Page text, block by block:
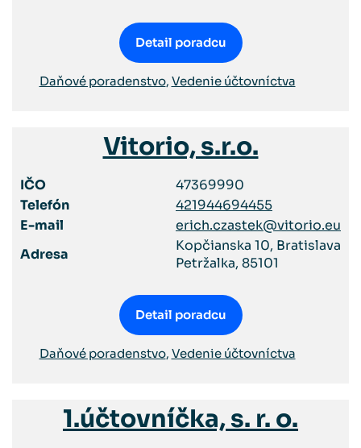
Detail poradcu
Daňové poradenstvo, Vedenie účtovníctva
Vitorio, s.r.o.
IČO
47369990
Telefón
421944694455
E-mail
erich.czastek@vitorio.eu
Adresa
Kopčianska 10, Bratislava
Petržalka, 85101
Detail poradcu
Daňové poradenstvo, Vedenie účtovníctva
1.účtovníčka, s. r. o.